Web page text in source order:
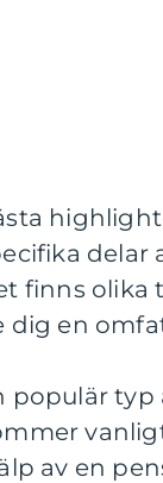
delar
finns olika
dig en
populär typ
av en